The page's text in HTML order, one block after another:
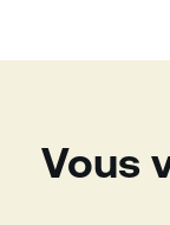
Vous